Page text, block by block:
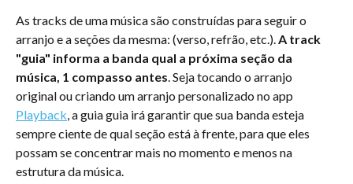
As tracks de uma música são construídas para seguir o
arranjo e a seções da mesma: (verso, refrão, etc.). A track
"guia" informa a banda qual a próxima seção da
música, 1 compasso antes. Seja tocando o arranjo
original ou criando um arranjo personalizado no app
Playback, a guia guia irá garantir que sua banda esteja
sempre ciente de qual seção está à frente, para que eles
possam se concentrar mais no momento e menos na
estrutura da música.